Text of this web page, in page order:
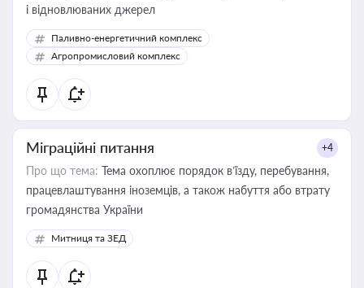
і відновлюваних джерел
Паливно-енергетичний комплекс
Агропромисловий комплекс
Міграційні питання +4
Про що тема: Тема охоплює порядок в’їзду, перебування,
працевлаштування іноземців, а також набуття або втрату
громадянства України
Митниця та ЗЕД